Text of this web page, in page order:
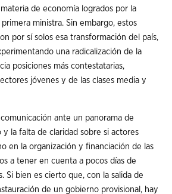
de economía logrados por la
ministra. Sin embargo, estos
por sí solos esa transformación del país,
una radicalización de la
posiciones más contestatarias,
jóvenes y de las clases media y
ante un panorama de
la falta de claridad sobre si actores
en la organización y financiación de las
a tener en cuenta a pocos días de
Si bien es cierto que, con la salida de
de un gobierno provisional, hay